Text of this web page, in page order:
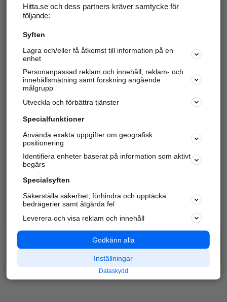
Svara på och hantera dina omdömen
Har du redan verifierat ditt företag? Logga in
Varje vecka besöker du och4 miljoner
andra
härliga användare oss för att hitta rätt lokal
information om företag, privatpersoner och
platser.
Hitta.se och dess partners kräver samtycke för
följande:
Syften
Lagra och/eller få åtkomst till information på en
enhet
Personanpassad reklam och innehåll, reklam- och
innehållsmätning samt forskning angående
målgrupp
Utveckla och förbättra tjänster
Specialfunktioner
Använda exakta uppgifter om geografisk
positionering
Identifiera enheter baserat på information som aktivt
begärs
Specialsyften
Säkerställa säkerhet, förhindra och upptäcka
bedrägerier samt åtgärda fel
Leverera och visa reklam och innehåll
Godkänn alla
Inställningar
Dataskydd